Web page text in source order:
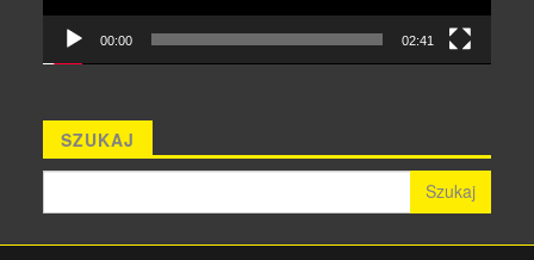
00:00 02:41
SZUKAJ